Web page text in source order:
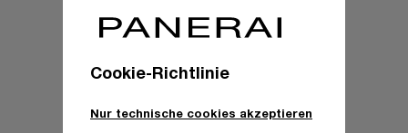
Cookie-Richtlinie
Nur technische cookies akzeptieren